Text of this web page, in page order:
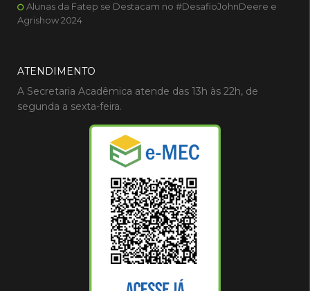
Alunas da Fatep se Destacam no #DesafioJohnDeere e
Agrishow 2024
ATENDIMENTO
A Secretaria Acadêmica atende das 13h às 22h, de
segunda a sexta-feira.